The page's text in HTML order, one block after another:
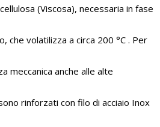
(Viscosa), necessaria in fase
che volatilizza a circa 200 °C . Per
meccanica anche alle alte
rinforzati con filo di acciaio Inox